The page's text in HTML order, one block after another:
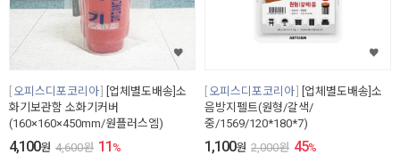
오피스디포코리아
[업체별도배송]소
화기보관함 소화기커버
(160×160×450mm/원플러스엠)
4,100원 4,600원 11 %
오피스디포코리아
[업체별도배송]소
음방지펠트(원형/갈색/
중/1569/120*180*7)
1,100원 2,000원 45%